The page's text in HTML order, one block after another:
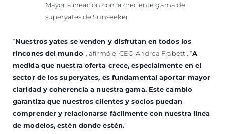
Mayor alineación con la creciente gama de
superyates de Sunseeker
“Nuestros yates se venden y disfrutan en todos los
rincones del mundo”, afirmó el CEO Andrea Frabetti. “A
medida que nuestra oferta crece, especialmente en el
sector de los superyates, es fundamental aportar mayor
claridad y coherencia a nuestra gama. Este cambio
garantiza que nuestros clientes y socios puedan
comprender y relacionarse fácilmente con nuestra línea
de modelos, estén donde estén.”